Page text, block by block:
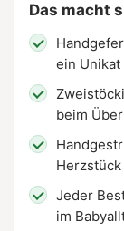
Das macht
ein Unikat
beim
Herzstück
Jeder
im